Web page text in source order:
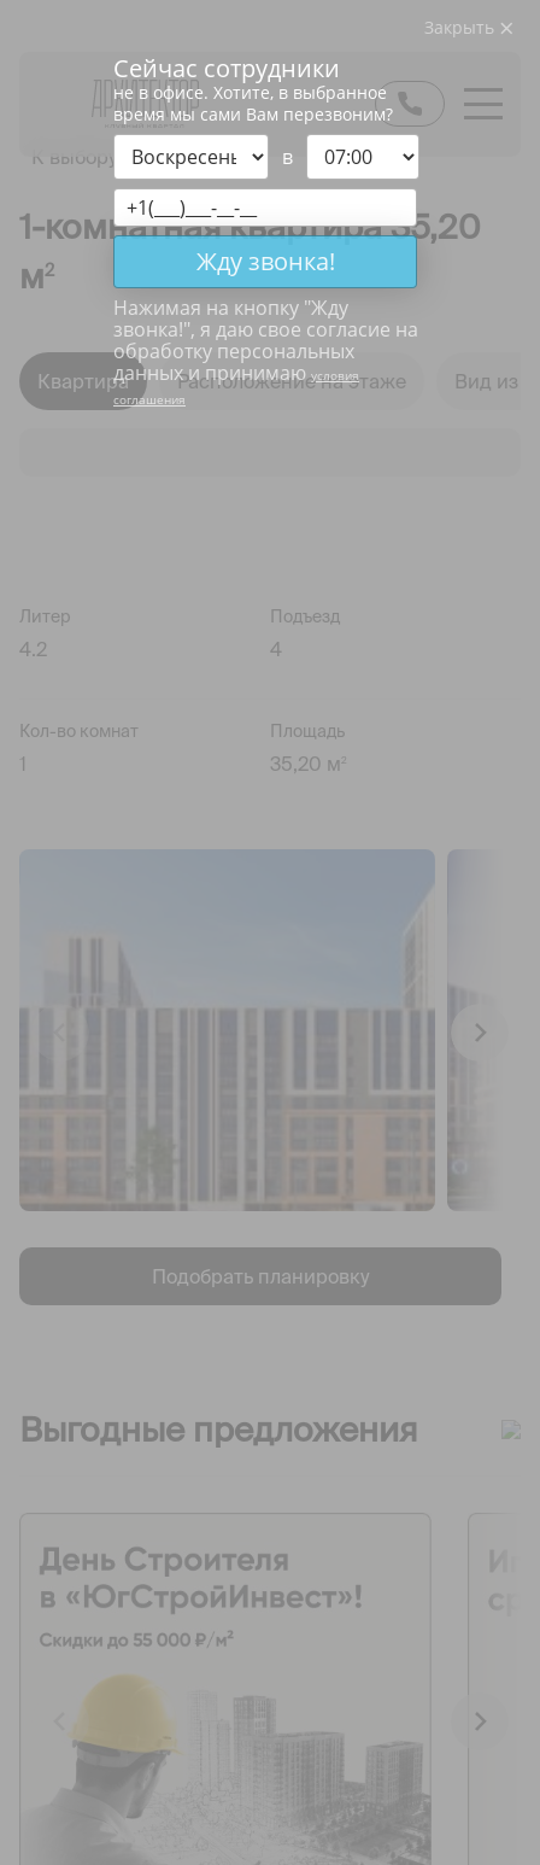
К выбору квартир
1-комнатная квартира 35,20
м2
Литер
4.2
Подъезд
4
Кол-во комнат Площадь
35,20 м 2
Подобрать планировку
Квартира Расположение на этаже Вид из
Выгодные предложения
Закрыть
Сейчас сотрудники
не в офисе. Хотите, в выбранное
время мы сами Вам перезвоним?
в
Жду звонка!
Нажимая на кнопку "Жду
звонка!", я даю свое согласие на
обработку персональных
данных и принимаюусловия
соглашения